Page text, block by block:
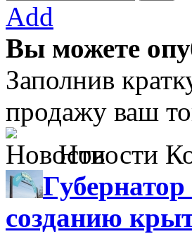
Add
Вы можете
Заполнив
продажу ваш
Новости
созданию